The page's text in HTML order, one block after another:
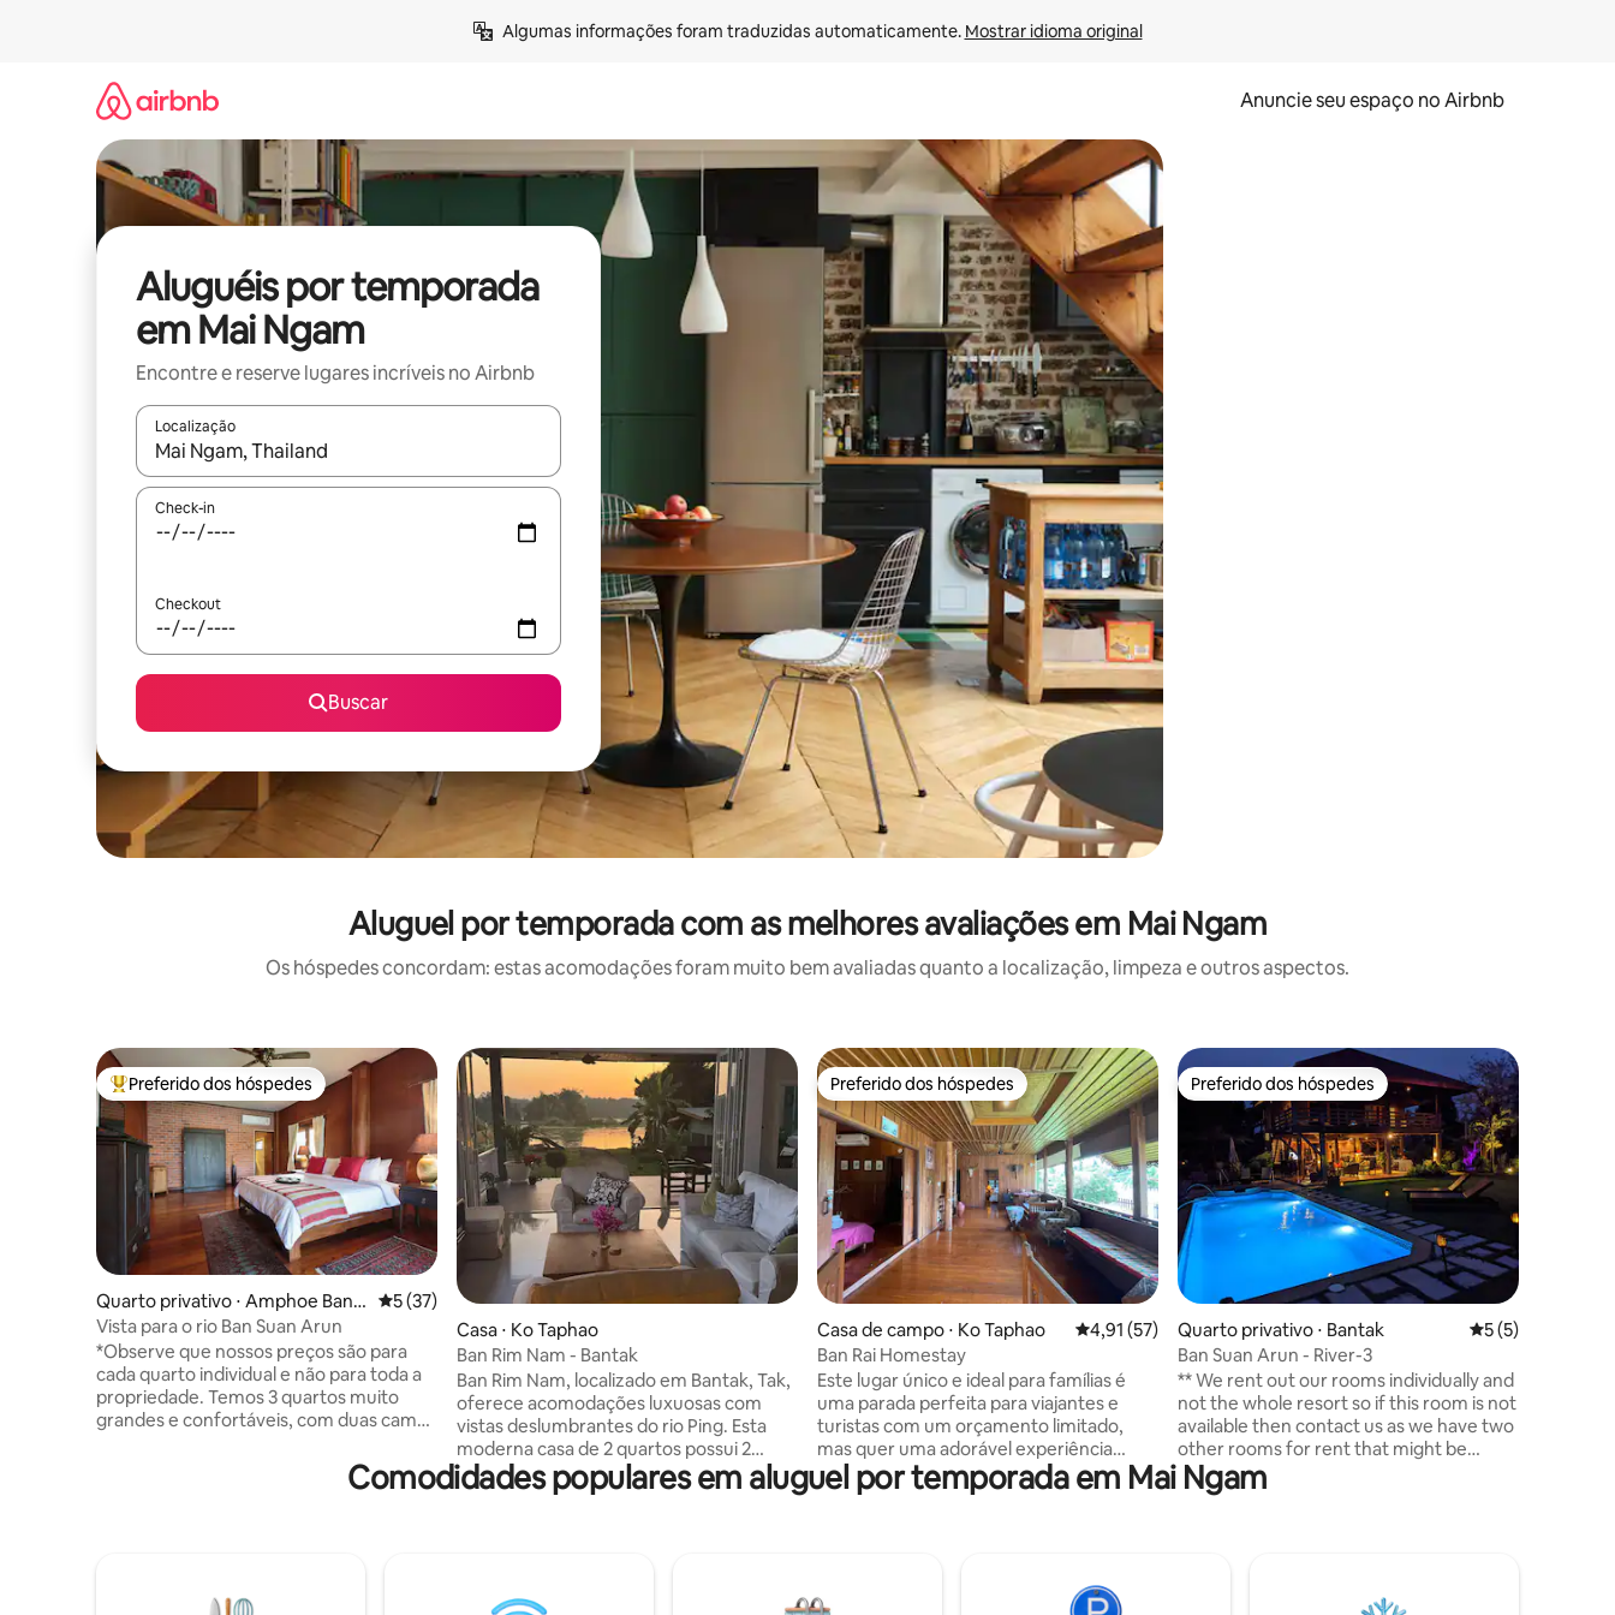
Algumas informações foram traduzidas automaticamente. Mostrar idioma original
Anuncie seu espaço no Airbnb
Aluguéis por temporada
em Mai Ngam
Encontre e reserve lugares incríveis no Airbnb
Localização
Quando os resultados estiverem disponíveis, explore-os usando as seta para cima e para baixo do teclado ou tocando e deslizando o dedo na tela.
Check-in
Checkout
Buscar
Aluguel por temporada com as melhores avaliações em Mai Ngam
Os hóspedes concordam: estas acomodações foram muito bem avaliadas quanto a localização, limpeza e outros aspectos.
Entre os melhores preferidos dos hóspedes
Preferido dos hóspedes
Quarto privativo ⋅ Amphoe Bant
ak
5 de uma avaliação média de 5, 37 avaliações
5 (37)
Vista para o rio Ban Suan Arun
*Observe que nossos preços são para
cada quarto individual e não para toda a
propriedade. Temos 3 quartos muito
grandes e confortáveis, com duas camas
nossos quartos individualmente e não
Ban Suan Arun é um paraíso local e a
Casa ⋅ Ko Taphao
Ban Rim Nam - Bantak
Ban Rim Nam, localizado em Bantak, Tak,
oferece acomodações luxuosas com
vistas deslumbrantes do rio Ping. Esta
moderna casa de 2 quartos possui 2
quartos espaçosos (um com suíte
privativa) 2 banheiros e uma sala de estar
Desfrute de ar condicionado e
Preferido dos hóspedes
Preferido dos hóspedes
Casa de campo ⋅ Ko Taphao 4,91 de uma avaliação média de 5, 57 avaliações
4,91 (57)
Ban Rai Homestay
Este lugar único e ideal para famílias é
uma parada perfeita para viajantes e
turistas com um orçamento limitado,
mas quer uma adorável experiência
tailandesa. Mercados próximos, templos
e moradores locais muito simpáticos.
sobretaxa por quarto para isso.**
**Amamos animais de estimação e o
Preferido dos hóspedes
Preferido dos hóspedes
Quarto privativo ⋅ Bantak 5 de uma
5 (5)
Ban Suan Arun - River-3
** We rent out our rooms individually and
not the whole resort so if this room is not
available then contact us as we have two
other rooms for rent that might be
free.** This is one of our three room at
our beautiful small Thai style resort in
the ground floor so it is suitable for
Comodidades populares em aluguel por temporada em Mai Ngam